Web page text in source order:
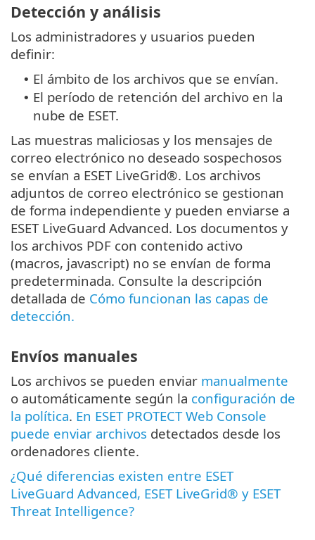
Detección y análisis
Los administradores y usuarios pueden
definir:
• El ámbito de los archivos que se envían.
• El período de retención del archivo en la
nube de ESET.
Las muestras maliciosas y los mensajes de
correo electrónico no deseado sospechosos
se envían a ESET LiveGrid®. Los archivos
adjuntos de correo electrónico se gestionan
de forma independiente y pueden enviarse a
ESET LiveGuard Advanced. Los documentos y
los archivos PDF con contenido activo
(macros, javascript) no se envían de forma
predeterminada. Consulte la descripción
detallada de Cómo funcionan las capas de
detección.
Envíos manuales
Los archivos se pueden enviar manualmente
o automáticamente según la configuración de
la política. En ESET PROTECT Web Console
puede enviar archivos detectados desde los
ordenadores cliente.
¿Qué diferencias existen entre ESET
LiveGuard Advanced, ESET LiveGrid® y ESET
Threat Intelligence?